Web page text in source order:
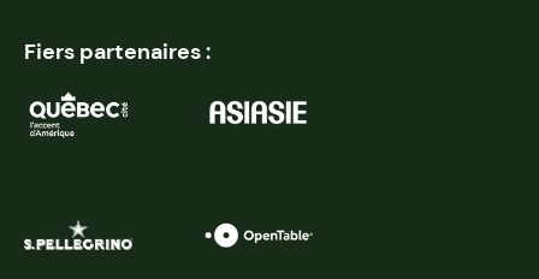
Fiers partenaires :